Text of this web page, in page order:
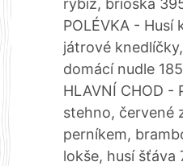
rybíz, brioška
POLÉVKA - Husí
játrové
domácí nudle
HLAVNÍ CHOD -
stehno, červené
perníkem,
lokše, husí šťáva